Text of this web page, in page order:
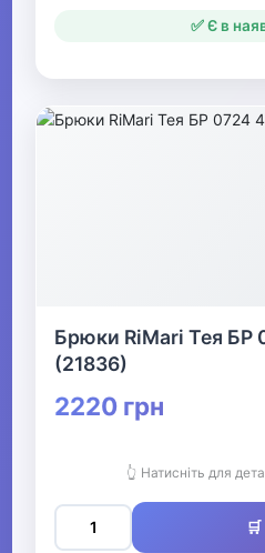
✅ Є в
Брюки RiMari Тея БР
(21836)
2220 грн
👆 Натисніть для